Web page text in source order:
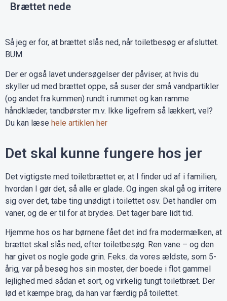
Brættet nede
Så jeg er for, at brættet slås ned, når toiletbesøg er afsluttet.
BUM.
Der er også lavet undersøgelser der påviser, at hvis du
skyller ud med brættet oppe, så suser der små vandpartikler
(og andet fra kummen) rundt i rummet og kan ramme
håndklæder, tandbørster m.v. Ikke ligefrem så lækkert, vel?
Du kan læse hele artiklen her
Det skal kunne fungere hos jer
Det vigtigste med toiletbrættet er, at I finder ud af i familien,
hvordan I gør det, så alle er glade. Og ingen skal gå og irritere
sig over det, tabe ting unødigt i toilettet osv. Det handler om
vaner, og de er til for at brydes. Det tager bare lidt tid.
Hjemme hos os har børnene fået det ind fra modermælken, at
brættet skal slås ned, efter toiletbesøg. Ren vane – og den
har givet os nogle gode grin. F.eks. da vores ældste, som 5-
årig, var på besøg hos sin moster, der boede i flot gammel
lejlighed med sådan et sort, og virkelig tungt toiletbræt. Der
lød et kæmpe brag, da han var færdig på toilettet.